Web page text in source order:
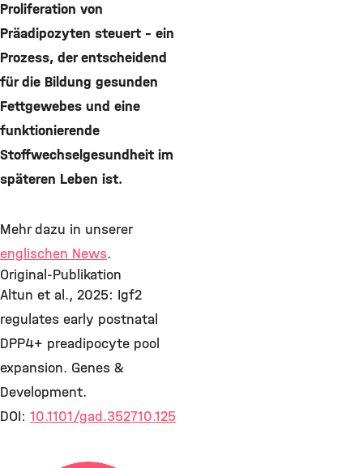
Proliferation von
Präadipozyten steuert – ein
Prozess, der entscheidend
für die Bildung gesunden
Fettgewebes und eine
funktionierende
Stoffwechselgesundheit im
späteren Leben ist.
Mehr dazu in unserer
englischen News.
Original-Publikation
Altun et al., 2025: Igf2
regulates early postnatal
DPP4+ preadipocyte pool
expansion. Genes &
Development.
DOI: 10.1101/gad.352710.125